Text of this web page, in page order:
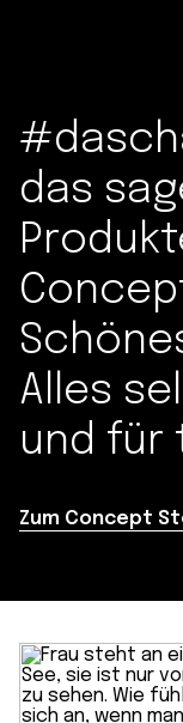
das
Alles
und für
Zum Concept